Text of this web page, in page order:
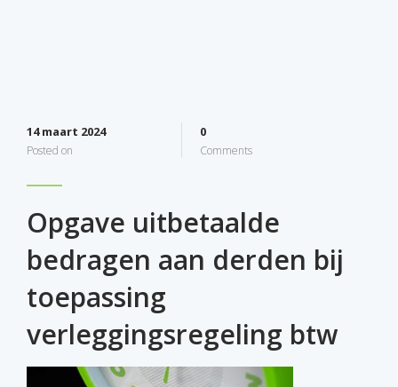
14 maart 2024
Posted on
0
Comments
Opgave uitbetaalde
bedragen aan derden bij
toepassing
verleggingsregeling btw